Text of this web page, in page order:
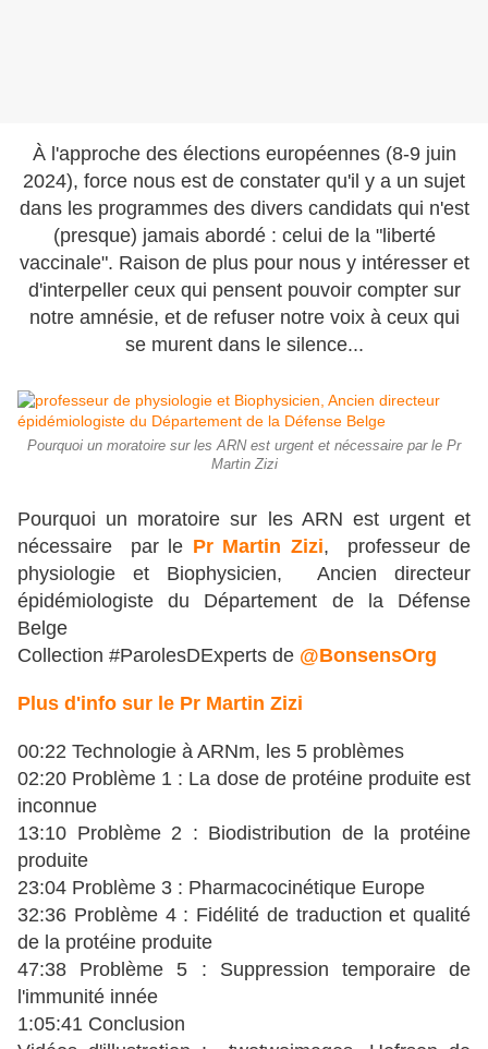
À l'approche des élections européennes (8-9 juin
2024), force nous est de constater qu'il y a un sujet
dans les programmes des divers candidats qui n'est
(presque) jamais abordé : celui de la "liberté
vaccinale". Raison de plus pour nous y intéresser et
d'interpeller ceux qui pensent pouvoir compter sur
notre amnésie, et de refuser notre voix à ceux qui
se murent dans le silence...
Pourquoi un moratoire sur les ARN est urgent et nécessaire par le Pr
Martin Zizi
Pourquoi un moratoire sur les ARN est urgent et
nécessaire par le Pr Martin Zizi, professeur de
physiologie et Biophysicien, Ancien directeur
épidémiologiste du Département de la Défense
Belge
Collection #ParolesDExperts de @BonsensOrg
Plus d'info sur le Pr Martin Zizi
00:22 Technologie à ARNm, les 5 problèmes
02:20 Problème 1 : La dose de protéine produite est
inconnue
13:10 Problème 2 : Biodistribution de la protéine
produite
23:04 Problème 3 : Pharmacocinétique Europe
32:36 Problème 4 : Fidélité de traduction et qualité
de la protéine produite
47:38 Problème 5 : Suppression temporaire de
l'immunité innée
1:05:41 Conclusion